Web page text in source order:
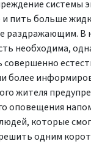
пить больше
раздражающим.
необходима,
более
жителя
оповещения
которые
одним